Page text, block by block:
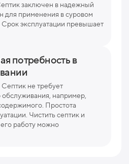
заключен в надежный
для применения в суровом
Срок эксплуатации превышает
потребность в
не требует
например,
Простота
Чистить септик и
работу можно